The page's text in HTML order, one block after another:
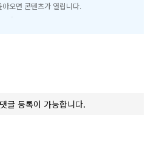
.
오면 콘텐츠가 열립니다.
글 등록이 가능합니다.